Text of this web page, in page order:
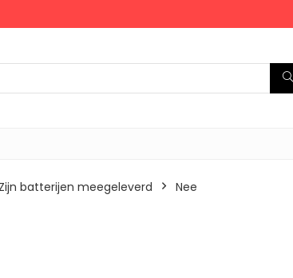
batterijen meegeleverd ‎Nee